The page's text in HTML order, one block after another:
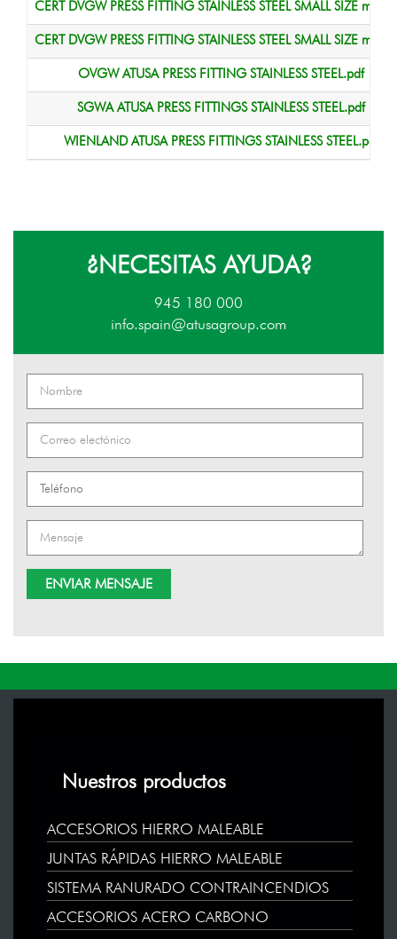
CERT DVGW PRESS FITTING STAINLESS STEEL SMALL SIZE
CERT DVGW PRESS FITTING STAINLESS STEEL SMALL SIZE
OVGW ATUSA PRESS FITTING STAINLESS STEEL.pdf
SGWA ATUSA PRESS FITTINGS STAINLESS STEEL.pdf
WIENLAND ATUSA PRESS FITTINGS STAINLESS STEEL.pdf
¿NECESITAS AYUDA?
945 180 000
info.spain@atusagroup.com
Nuestros productos
ACCESORIOS HIERRO MALEABLE
JUNTAS RÁPIDAS HIERRO MALEABLE
SISTEMA RANURADO CONTRAINCENDIOS
ACCESORIOS ACERO CARBONO